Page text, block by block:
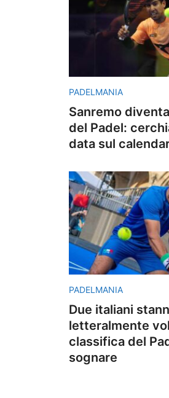
PADELMANIA
Sanremo
del Padel:
data sul
PADELMANIA
Due italiani
letteralmente
classifica del
sognare